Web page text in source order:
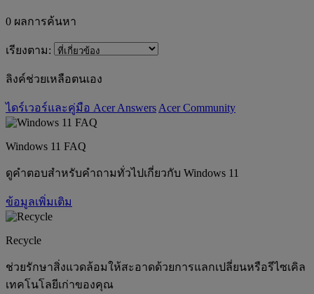
0 ผลการค้นหา
เรียงตาม:
ลิงค์ช่วยเหลือตนเอง
ไดร์เวอร์และคู่มือ Acer Answers Acer Community
Windows 11 FAQ
ดูคำตอบสำหรับคำถามทั่วไปเกี่ยวกับ Windows 11
ข้อมูลเพิ่มเติม
Recycle
ช่วยรักษาสิ่งแวดล้อมให้สะอาดด้วยการแลกเปลี่ยนหรือรีไซเคิล
เทคโนโลยีเก่าของคุณ